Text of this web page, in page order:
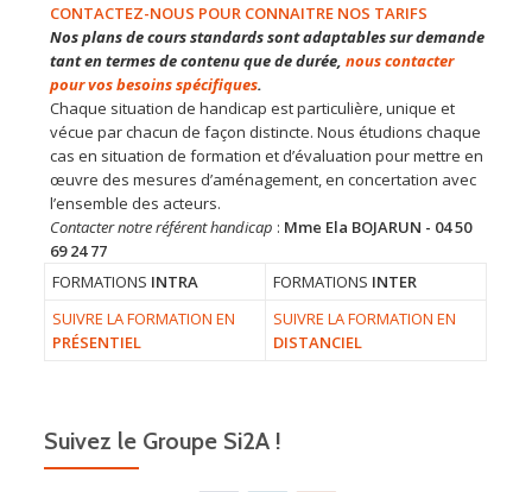
CONTACTEZ-NOUS POUR CONNAITRE NOS TARIFS
Nos plans de cours standards sont adaptables sur demande
tant en termes de contenu que de durée,nous contacter
pour vos besoins spécifiques.
Chaque situation de handicap est particulière, unique et
vécue par chacun de façon distincte. Nous étudions chaque
cas en situation de formation et d’évaluation pour mettre en
œuvre des mesures d’aménagement, en concertation avec
l’ensemble des acteurs.
Contacter notre référent handicap : Mme Ela BOJARUN - 04 50
69 24 77
FORMATIONS INTRA FORMATIONS INTER
SUIVRE LA FORMATION EN
PRÉSENTIEL
SUIVRE LA FORMATION EN
DISTANCIEL
Suivez le Groupe Si2A !